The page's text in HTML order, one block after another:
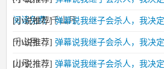
阅读免费/千山月
[小说推荐] 弹幕说我继子会杀人，我决
千山月
[小说推荐] 弹幕说我继子会杀人，我决
山月
[小说推荐] 弹幕说我继子会杀人，我决